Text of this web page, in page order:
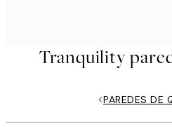
Tranquility
PAREDES DE